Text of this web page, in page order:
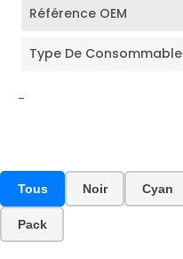
Référence OEM
Type De Consommable
-
Tous Noir Cyan
Pack